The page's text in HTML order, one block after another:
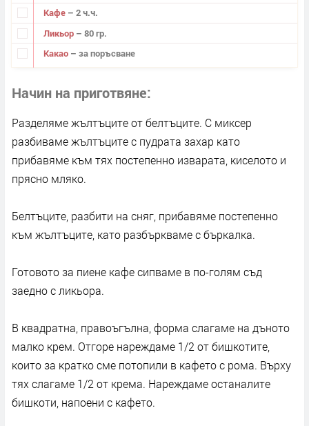
Кафе – 2 ч.ч.
Ликьор – 80 гр.
Какао – за поръсване
Начин на приготвяне
Разделяме жълтъците от белтъците. С миксер
разбиваме жълтъците с пудрата захар като
прибавяме към тях постепенно изварата, киселото и
прясно мляко.
Белтъците, разбити на сняг, прибавяме постепенно
към жълтъците, като разбъркваме с бъркалка.
Готовото за пиене кафе сипваме в по-голям съд
заедно с ликьора.
В квадратна, правоъгълна, форма слагаме на дъното
малко крем. Отгоре нареждаме 1/2 от бишкотите,
които за кратко сме потопили в кафето с рома. Върху
тях слагаме 1/2 от крема. Нареждаме останалите
бишкоти, напоени с кафето.